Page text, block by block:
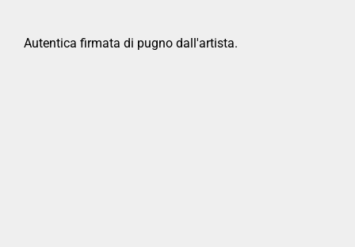
Autentica firmata di pugno dall'artista.